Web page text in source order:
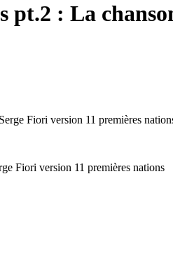
: La
Fiori version 11 premières nations